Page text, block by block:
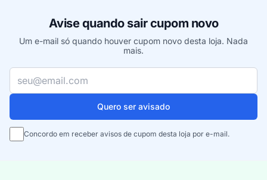
Avise quando sair cupom novo
Um e-mail só quando houver cupom novo desta loja. Nada
mais.
Seu e-mail
Quero ser avisado
Concordo em receber avisos de cupom desta loja por e-mail.